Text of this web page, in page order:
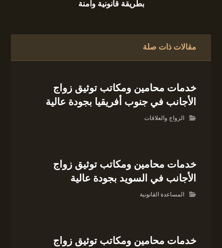
بطريقة قانونية وآمنة
مقالات ذات صلة
خدمات محامين ومكاتب توثيق زواج
الأجانب في جنوب أفريقيا بجودة عالية
الزواج والعلاقات
خدمات محامين ومكاتب توثيق زواج
الأجانب في السويد بجودة عالية
المساعدة القانونية
خدمات محامين ومكاتب توثيق زواج